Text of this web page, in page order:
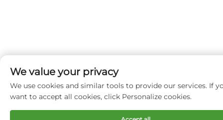
We value your privacy
We use cookies and similar tools to provide our services. If
want to accept all cookies, click Personalize cookies.